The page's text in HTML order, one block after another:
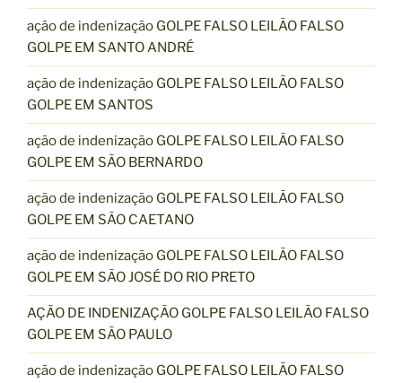
ação de indenização GOLPE FALSO LEILÃO FALSO
GOLPE EM SANTO ANDRÉ
ação de indenização GOLPE FALSO LEILÃO FALSO
GOLPE EM SANTOS
ação de indenização GOLPE FALSO LEILÃO FALSO
GOLPE EM SÃO BERNARDO
ação de indenização GOLPE FALSO LEILÃO FALSO
GOLPE EM SÃO CAETANO
ação de indenização GOLPE FALSO LEILÃO FALSO
GOLPE EM SÃO JOSÉ DO RIO PRETO
AÇÃO DE INDENIZAÇÃO GOLPE FALSO LEILÃO FALSO
GOLPE EM SÃO PAULO
ação de indenização GOLPE FALSO LEILÃO FALSO